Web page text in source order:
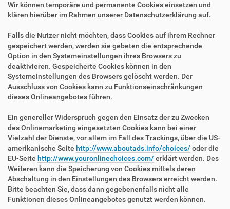
Wir können temporäre und permanente Cookies einsetzen und
klären hierüber im Rahmen unserer Datenschutzerklärung auf.
Falls die Nutzer nicht möchten, dass Cookies auf ihrem Rechner
gespeichert werden, werden sie gebeten die entsprechende
Option in den Systemeinstellungen ihres Browsers zu
deaktivieren. Gespeicherte Cookies können in den
Systemeinstellungen des Browsers gelöscht werden. Der
Ausschluss von Cookies kann zu Funktionseinschränkungen
dieses Onlineangebotes führen.
Ein genereller Widerspruch gegen den Einsatz der zu Zwecken
des Onlinemarketing eingesetzten Cookies kann bei einer
Vielzahl der Dienste, vor allem im Fall des Trackings, über die US-
amerikanische Seite http://www.aboutads.info/choices/ oder die
EU-Seite http://www.youronlinechoices.com/ erklärt werden. Des
Weiteren kann die Speicherung von Cookies mittels deren
Abschaltung in den Einstellungen des Browsers erreicht werden.
Bitte beachten Sie, dass dann gegebenenfalls nicht alle
Funktionen dieses Onlineangebotes genutzt werden können.